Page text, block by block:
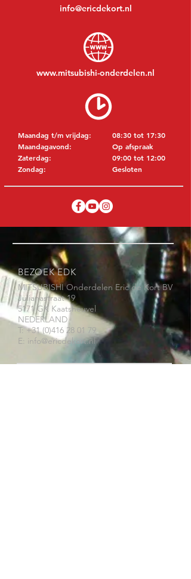
BEZOEK EDK
MITSUBISHI Onderdelen Eric de Kort BV
Julianastraat 19
5171 GK Kaatsheuvel
NEDERLAND
T: +31 (0)416 28 01 79
E: info@ericdekort.nl
info@ericdekort.nl
www.mitsubishi-onderdelen.nl
Maandag t/m vrijdag:
Maandagavond:
Zaterdag:
Zondag:
08:30 tot 17:30
Op afspraak
09:00 tot 12:00
Gesloten